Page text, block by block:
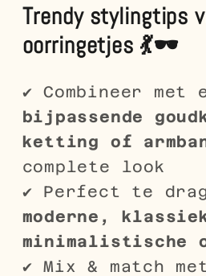
Trendy stylingtips
oorringetjes 💃🕶️
✔ Combineer met
bijpassende
ketting of
complete look
✔ Perfect te
moderne,
minimalistische
✔ Mix & match